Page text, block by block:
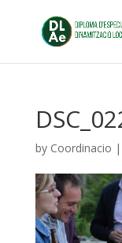
by Coordinacio |